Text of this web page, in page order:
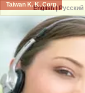
Taiwan K. K. Corp.
English| Русский|